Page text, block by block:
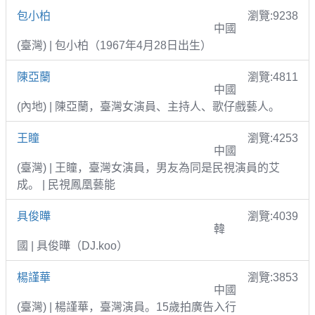
包小柏
瀏覽:9238
中國
(臺灣) | 包小柏（1967年4月28日出生）
陳亞蘭
瀏覽:4811
中國
(內地) | 陳亞蘭，臺灣女演員、主持人、歌仔戲藝人。
王瞳
瀏覽:4253
中國
(臺灣) | 王瞳，臺灣女演員，男友為同是民視演員的艾
成。 | 民視鳳凰藝能
具俊曄
瀏覽:4039
韓
國 | 具俊曄（DJ.koo）
楊謹華
瀏覽:3853
中國
(臺灣) | 楊謹華，臺灣演員。15歲拍廣告入行